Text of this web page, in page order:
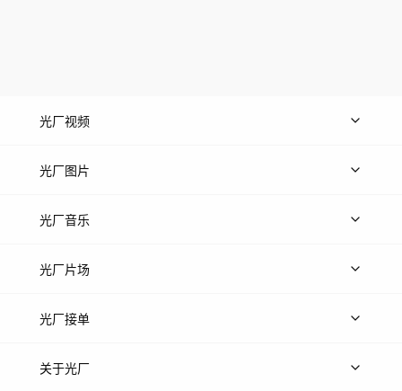
光厂视频
上传视频
光厂图片
上传图片
光厂音乐
热门音乐
光厂片场
上传案例
光厂接单
上架服务
关于光厂